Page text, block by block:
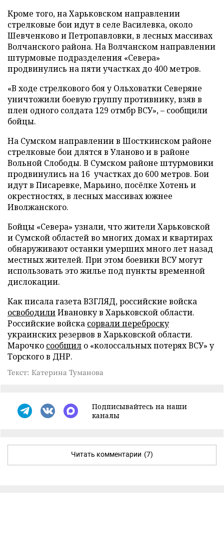
Кроме того, на Харьковском направлении
стрелковые бои идут в селе Василевка, около
Шевченково и Петропавловки, в лесных массивах
Волчанского района. На Волчанском направлении
штурмовые подразделения «Севера»
продвинулись на пяти участках до 400 метров.
«В ходе стрелкового боя у Ольховатки Северяне
уничтожили боевую группу противнику, взяв в
плен одного солдата 129 отмбр ВСУ», – сообщили
бойцы.
На Сумском направлении в Шосткинском районе
стрелковые бои длятся в Уланово и в районе
Вольной Слободы. В Сумском районе штурмовики
продвинулись на 16 участках до 600 метров. Бои
идут в Писаревке, Марьино, посёлке Хотень и
окрестностях, в лесных массивах южнее
Иволжанского.
Бойцы «Севера» узнали, что жители Харьковской
и Сумской областей во многих домах и квартирах
обнаруживают останки умерших много лет назад
местных жителей. При этом боевики ВСУ могут
использовать это жилье под пункты временной
дислокации.
Как писала газета ВЗГЛЯД, российские войска
освободилиИвановку в Харьковской области.
Российские войска сорвали переброску
украинских резервов в Харьковской области.
Марочко сообщил о «колоссальных потерях ВСУ» у
Торского в ДНР.
Текст: Катерина Туманова
Подписывайтесь на наши
каналы
Читать комментарии (7)